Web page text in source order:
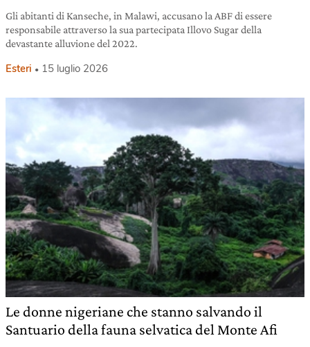
Gli abitanti di Kanseche, in Malawi, accusano la ABF di essere
responsabile attraverso la sua partecipata Illovo Sugar della
devastante alluvione del 2022.
Esteri 15 luglio 2026
Le donne nigeriane che stanno salvando il
Santuario della fauna selvatica del Monte Afi